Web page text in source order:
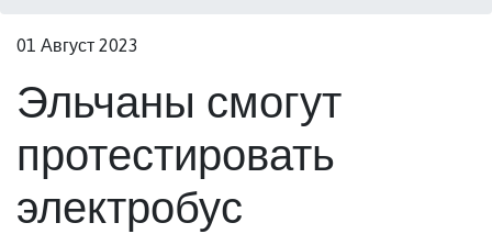
01 Август 2023
Эльчаны смогут
протестировать
электробус